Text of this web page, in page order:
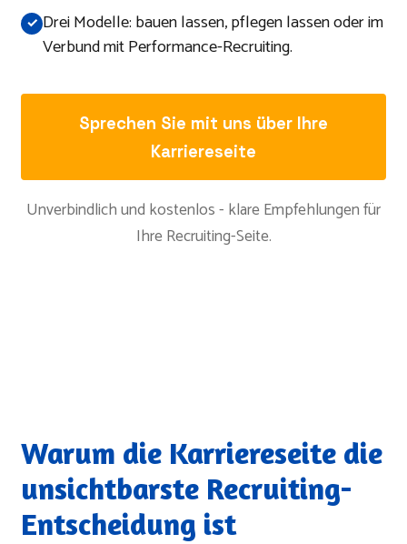
Drei Modelle: bauen lassen, pflegen lassen oder im
Verbund mit Performance-Recruiting.
Sprechen Sie mit uns über Ihre
Karriereseite
Unverbindlich und kostenlos - klare Empfehlungen für
Ihre Recruiting-Seite.
Warum die Karriereseite die
unsichtbarste Recruiting-
Entscheidung ist